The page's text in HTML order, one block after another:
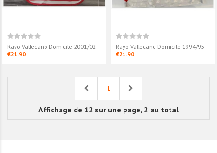
Rayo Vallecano Domicile 2001/02
€21.90
Rayo Vallecano Domicile 1994/95
€21.90
Previous1
Affichage de 12 sur une page, 2 au total